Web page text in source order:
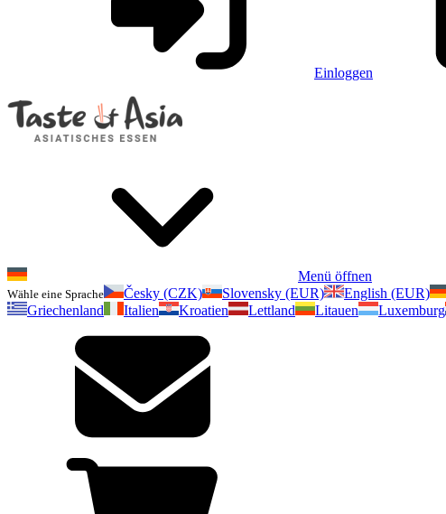
Einloggen
Menü öffnen
Wähle eine Sprache Česky (CZK) Slovensky (EUR) English (EUR)
Griechenland
Italien Kroatien Lettland Litauen Luxemburg